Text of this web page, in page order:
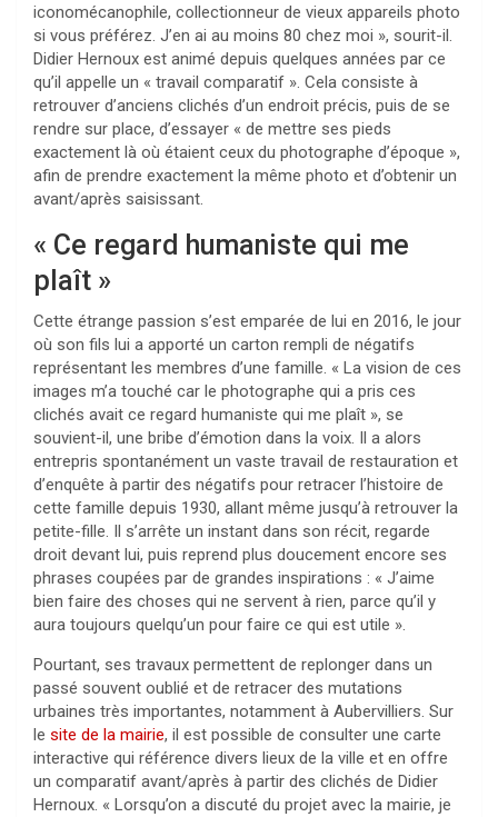
iconomécanophile, collectionneur de vieux appareils photo
si vous préférez. J’en ai au moins 80 chez moi », sourit-il.
Didier Hernoux est animé depuis quelques années par ce
qu’il appelle un « travail comparatif ». Cela consiste à
retrouver d’anciens clichés d’un endroit précis, puis de se
rendre sur place, d’essayer « de mettre ses pieds
exactement là où étaient ceux du photographe d’époque »,
afin de prendre exactement la même photo et d’obtenir un
avant/après saisissant.
« Ce regard humaniste qui me
plaît »
Cette étrange passion s’est emparée de lui en 2016, le jour
où son fils lui a apporté un carton rempli de négatifs
représentant les membres d’une famille. « La vision de ces
images m’a touché car le photographe qui a pris ces
clichés avait ce regard humaniste qui me plaît », se
souvient-il, une bribe d’émotion dans la voix. Il a alors
entrepris spontanément un vaste travail de restauration et
d’enquête à partir des négatifs pour retracer l’histoire de
cette famille depuis 1930, allant même jusqu’à retrouver la
petite-fille. Il s’arrête un instant dans son récit, regarde
droit devant lui, puis reprend plus doucement encore ses
phrases coupées par de grandes inspirations : « J’aime
bien faire des choses qui ne servent à rien, parce qu’il y
aura toujours quelqu’un pour faire ce qui est utile ».
Pourtant, ses travaux permettent de replonger dans un
passé souvent oublié et de retracer des mutations
urbaines très importantes, notamment à Aubervilliers. Sur
le site de la mairie, il est possible de consulter une carte
interactive qui référence divers lieux de la ville et en offre
un comparatif avant/après à partir des clichés de Didier
Hernoux. « Lorsqu’on a discuté du projet avec la mairie, je